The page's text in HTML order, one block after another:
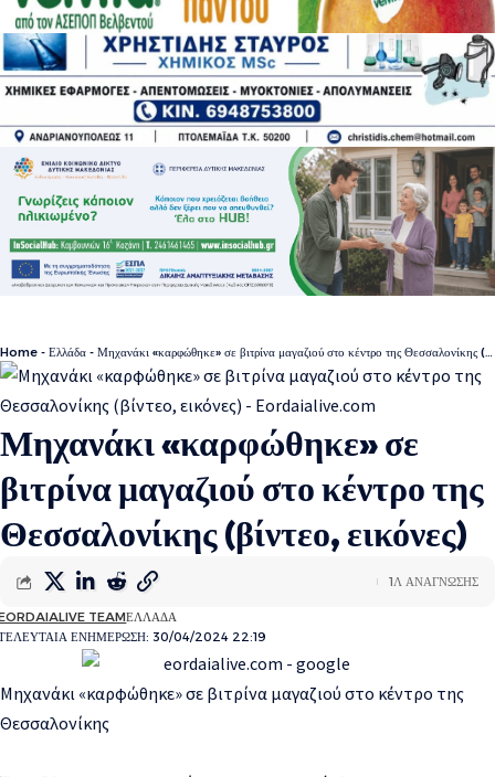
Home - Ελλάδα - Μηχανάκι «καρφώθηκε» σε βιτρίνα μαγαζιού στο κέντρο της Θεσσαλονίκης (βίντεο, εικόνες)
Μηχανάκι «καρφώθηκε» σε
βιτρίνα μαγαζιού στο κέντρο της
Θεσσαλονίκης (βίντεο, εικόνες)
ΕΝΗΜΕΡΩΣΗ: 30/04/2024 22:19
TEAMΕΛΛΑΔΑ
1Λ ΑΝΑΓΝΩΣΗΣ
Μηχανάκι «καρφώθηκε» σε βιτρίνα μαγαζιού στο κέντρο της
Θεσσαλονίκης